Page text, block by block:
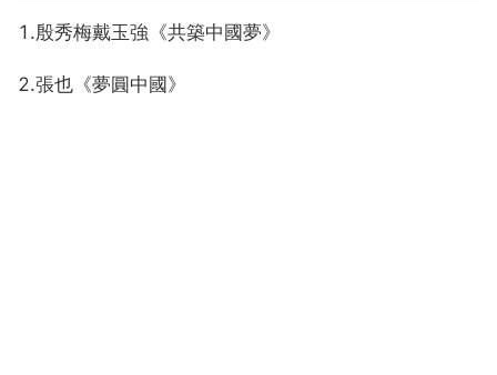
1.殷秀梅戴玉強《共築中國夢》
2.張也《夢圓中國》